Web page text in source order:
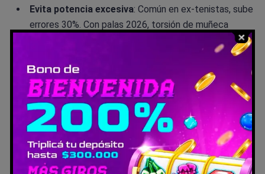
Evita potencia excesiva: Común en ex-tenistas, sube
errores 30%. Con palas 2026, torsión de muñeca
prematuro pierde 80% de puntos recuperables. Drill:
globo a toalla en fondo.
Mantenimiento clave
: Overgrip cada 10-15 horas;
funda térmica, evita calor. Chequea agujeros
periféricos ≤20 mm.
Recupera posición
: Tras golpe, vuelve a base –